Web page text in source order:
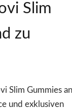
Slim
zu
Slim Gummies
und exklusiven